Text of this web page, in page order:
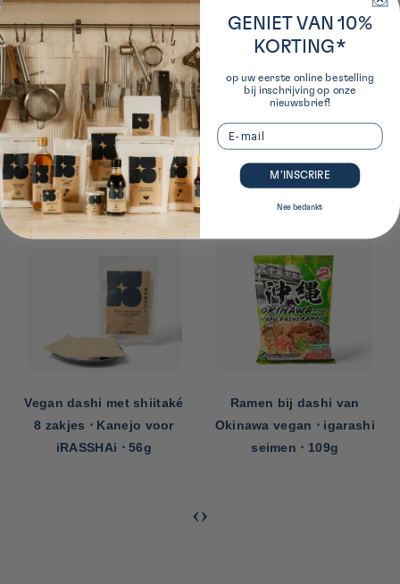
Réhydrater les algues wakame
Ajoutez les garnitures de votre choix et servez
immédiatement.
Onze aanbevelingen voor dit recept:
Vegan dashi met shiitaké
8 zakjes ⋅ Kanejo voor
iRASSHAi ⋅ 56g
Ramen bij dashi van
Okinawa vegan ⋅ igarashi
seimen ⋅ 109g
‹›
GENIET VAN 10%
KORTING*
op uw eerste online bestelling
bij inschrijving op onze
nieuwsbrief!
Email
M’INSCRIRE
Nee bedankt